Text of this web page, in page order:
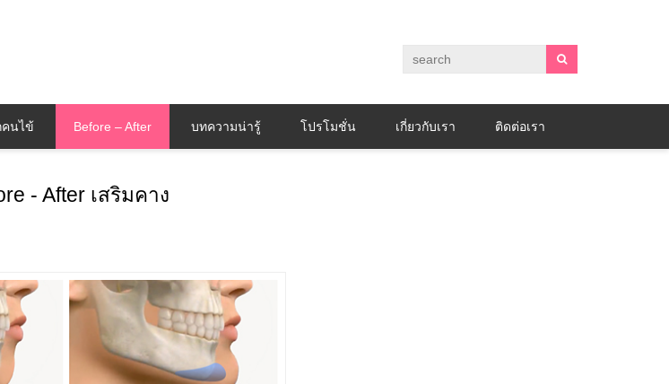
คนไข้ Before – After บทความน่ารู้ โปรโมชั่น เกี่ยวกับเรา ติดต่อเรา
- After เสริมคาง